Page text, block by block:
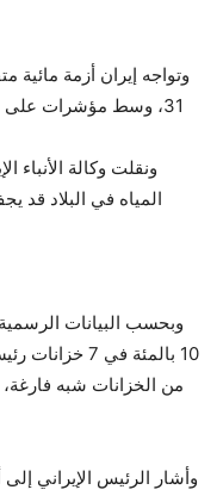
31، وسط مؤشرات على قرب نضوب بعض مصادر المياه الحيوية.
ونقلت وكالة الأنباء
المياه في البلاد قد
وبحسب البيانات
من الخزانات شبه فارغة،
وأشار الرئيس الإيراني